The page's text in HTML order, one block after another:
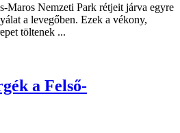
Maros Nemzeti Park rétjeit járva egyre
a levegőben. Ezek a vékony,
töltenek ...
a Felső-